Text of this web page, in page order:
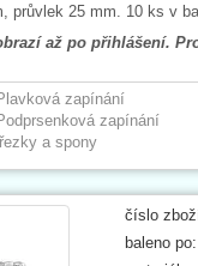
průvlek 25 mm. 10 ks v
až po přihlášení.
zapínání
zapínání
a spony
číslo
baleno po: